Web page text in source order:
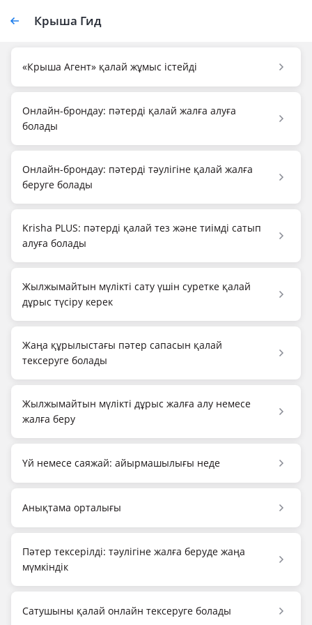
Крыша Гид
«Крыша Агент» қалай жұмыс істейді
Онлайн-брондау: пәтерді қалай жалға алуға
болады
Онлайн-брондау: пәтерді тәулігіне қалай жалға
беруге болады
Krisha PLUS: пәтерді қалай тез және тиімді сатып
алуға болады
Жылжымайтын мүлікті сату үшін суретке қалай
дұрыс түсіру керек
Жаңа құрылыстағы пәтер сапасын қалай
тексеруге болады
Жылжымайтын мүлікті дұрыс жалға алу немесе
жалға беру
Үй немесе саяжай: айырмашылығы неде
Анықтама орталығы
Пәтер тексерілді: тәулігіне жалға беруде жаңа
мүмкіндік
Сатушыны қалай онлайн тексеруге болады